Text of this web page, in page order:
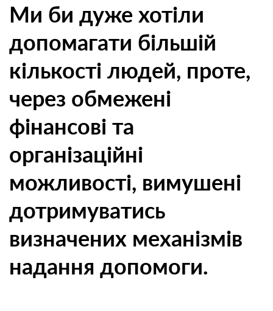
Ми би дуже хотіли
допомагати більшій
кількості людей, проте,
через обмежені
фінансові та
організаційні
можливості, вимушені
дотримуватись
визначених механізмів
надання допомоги.